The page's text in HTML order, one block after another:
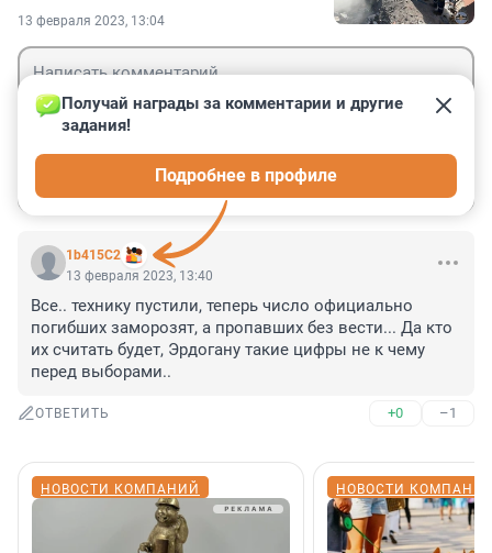
13 февраля 2023, 13:04
1b415C2
Получай награды за комментарии и другие
задания!
Подробнее в профиле
13 февраля 2023, 13:40
Все.. технику пустили, теперь число официально
погибших заморозят, а пропавших без вести... Да кто
их считать будет, Эрдогану такие цифры не к чему
перед выборами..
ОТВЕТИТЬ +0 –1
НОВОСТИ КОМПАНИЙ НОВОСТИ